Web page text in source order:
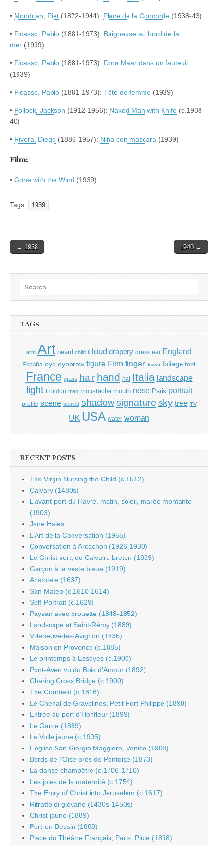
• Mondrian, Piet (1872-1944): Place de la Concorde (1938-43)
• Picasso, Pablo (1881-1973): Baigneuse au bord de la
mer (1939)
• Picasso, Pablo (1881-1973): Dora Maar dans un fauteuil
(1939)
• Picasso, Pablo (1881-1973): Tête de femme (1939)
• Pollock, Jackson (1912-1956): Naked Man with Knife (c.1938-
40)
• Rivera, Diego (1886-1957): Niña con máscara (1939)
Film:
• Gone with the Wind (1939)
Tags: 1939
Post
← 1938 1940 →
Search
for:
TAGS
arm Art beard child cloud drapery dress ear England
España eye eyebrow figure Film finger flower foliage foot
France grass hair hand hat Italia landscape
light London man moustache mouth nose Paris portrait
profile scene seated shadow signature sky tree TV
UK USA water woman
RECENT POSTS
The Virgin Nursing the Child (c.1512)
Calvary (1480s)
L’avant-port du Havre, matin, soleil, marée montante
(1903)
Jane Hales
L’Art de la Conversation (1955)
Conversation à Arcachon (1926-1930)
Le Christ vert, ou Calvaire breton (1889)
Garçon à la veste bleue (1919)
Aristotele (1637)
San Mateo (c.1610-1614)
Self-Portrait (c.1629)
Paysan avec brouette (1848-1852)
Landscape at Saint-Rémy (1889)
Villeneuve-les-Avignon (1836)
Maison en Provence (c.1885)
Le printemps à Essoyes (c.1900)
Pont-Aven vu du Bois d’Amour (1892)
Charing Cross Bridge (c.1900)
The Cornfield (c.1816)
Le Chenal de Gravelines, Petit Fort Philippe (1890)
Entrée du port d’Honfleur (1899)
Le Garde (1889)
La Voile jaune (c.1905)
L’église San Giorgio Maggiore, Venise (1908)
Bords de l’Oise près de Pontoise (1873)
La danse champêtre (c.1706-1710)
Les joies de la maternité (c.1754)
The Entry of Christ into Jerusalem (c.1617)
Ritratto di giovane (1430s-1450s)
Christ jaune (1889)
Port-en-Bessin (1888)
Place du Théâtre Français, Paris: Pluie (1898)